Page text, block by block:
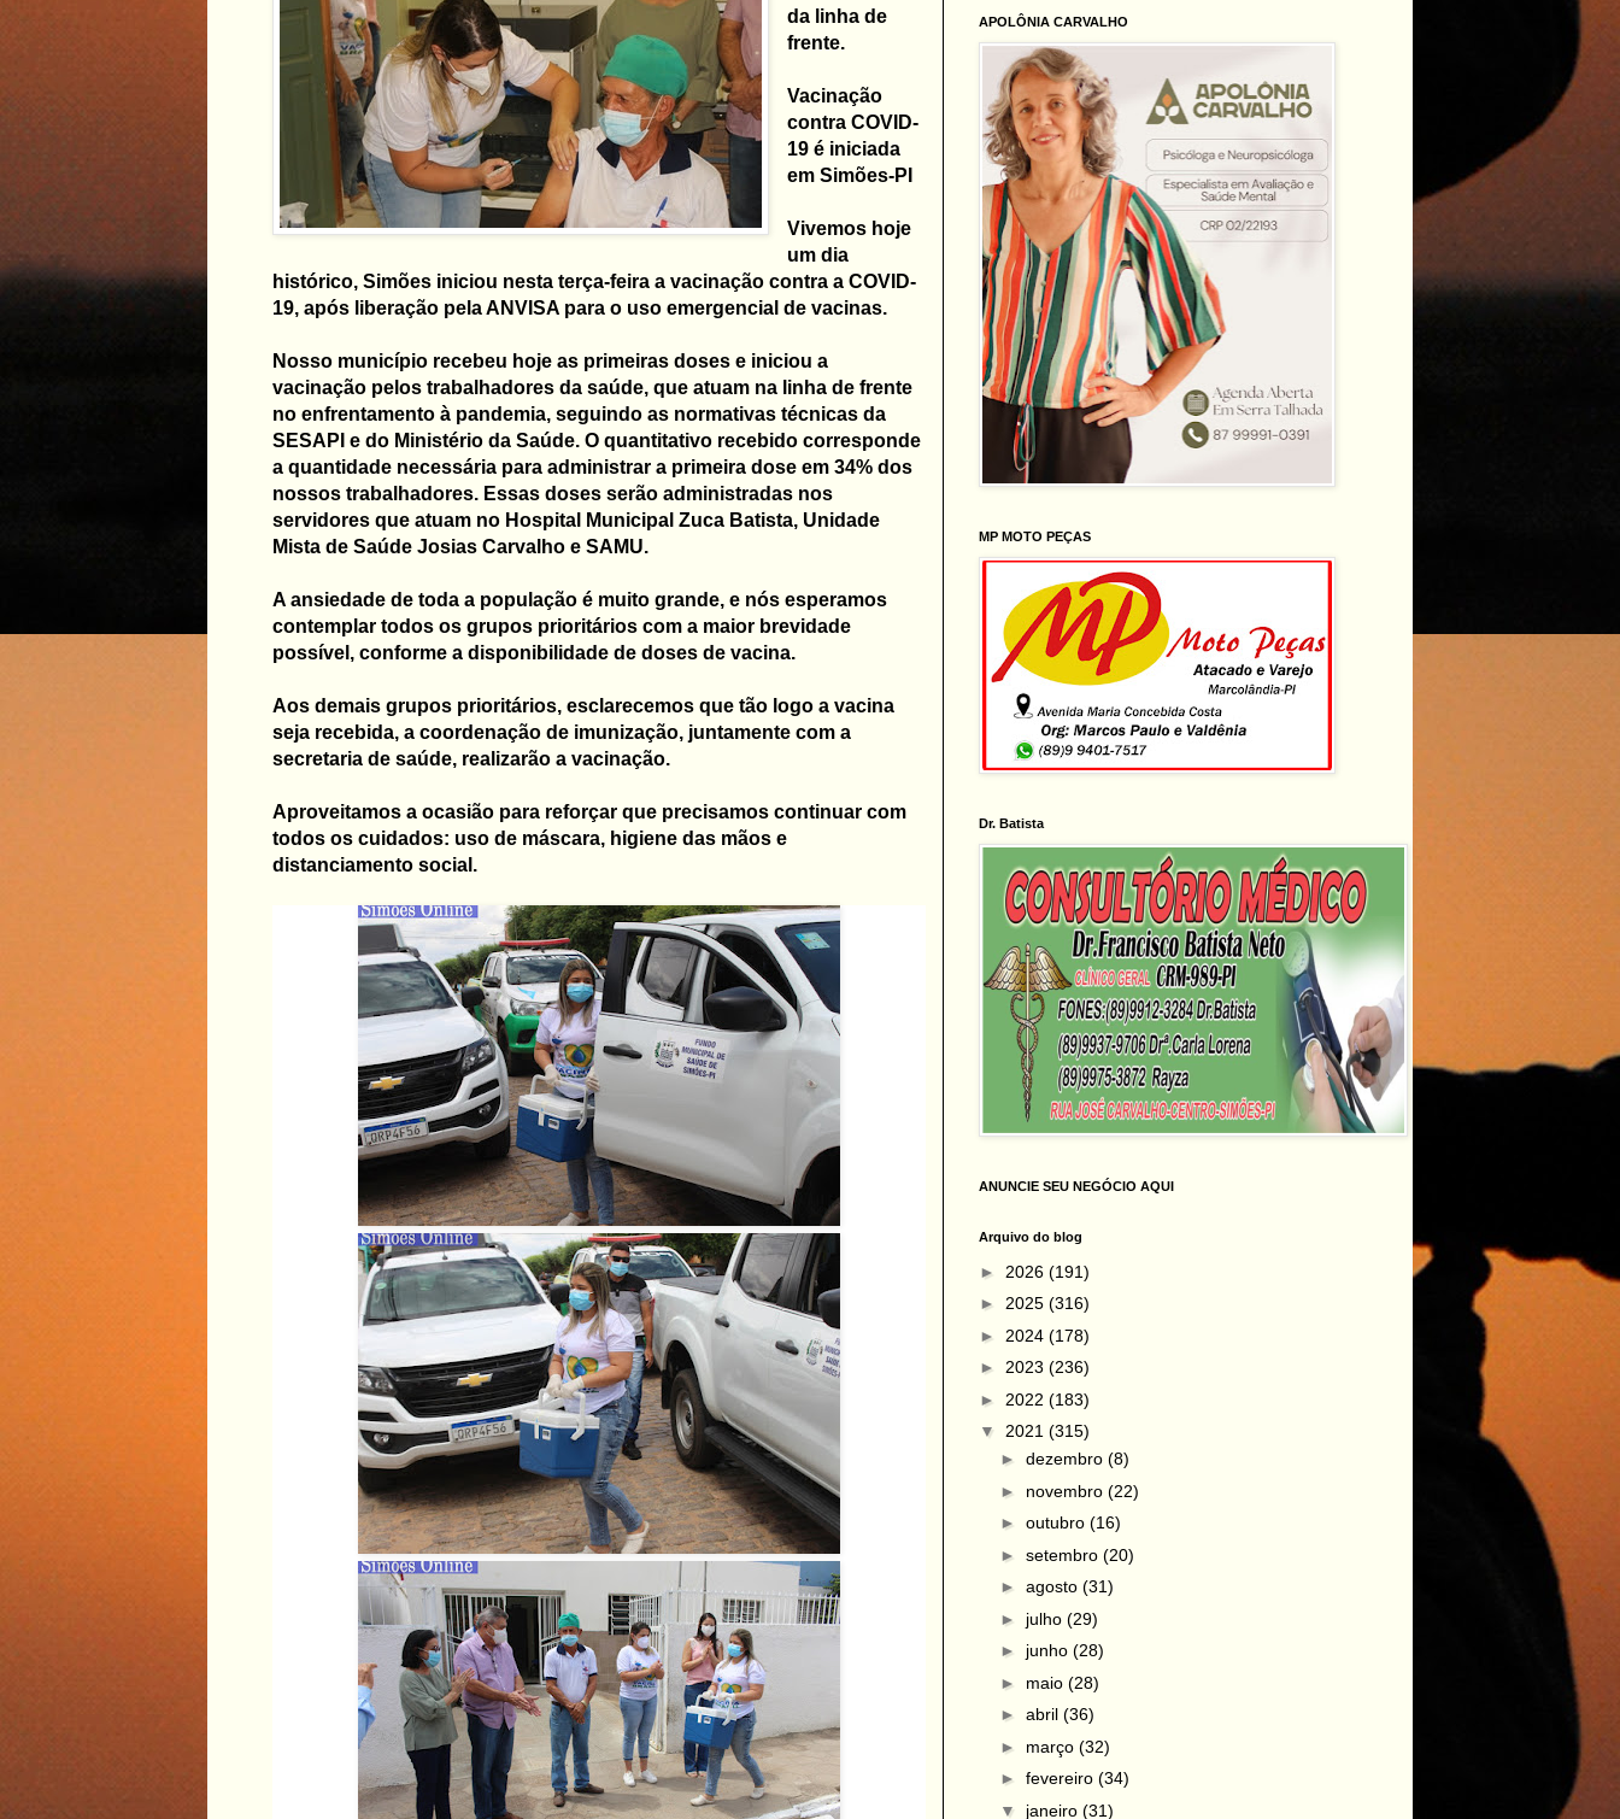
da linha de
frente.
Vacinação
contra COVID-
19 é iniciada
em Simões-PI
Vivemos hoje
um dia
histórico, Simões iniciou nesta terça-feira a vacinação contra a COVID-
19, após liberação pela ANVISA para o uso emergencial de vacinas.
Nosso município recebeu hoje as primeiras doses e iniciou a
vacinação pelos trabalhadores da saúde, que atuam na linha de frente
no enfrentamento à pandemia, seguindo as normativas técnicas da
SESAPI e do Ministério da Saúde. O quantitativo recebido corresponde
a quantidade necessária para administrar a primeira dose em 34% dos
nossos trabalhadores. Essas doses serão administradas nos
servidores que atuam no Hospital Municipal Zuca Batista, Unidade
Mista de Saúde Josias Carvalho e SAMU.
A ansiedade de toda a população é muito grande, e nós esperamos
contemplar todos os grupos prioritários com a maior brevidade
possível, conforme a disponibilidade de doses de vacina.
Aos demais grupos prioritários, esclarecemos que tão logo a vacina
seja recebida, a coordenação de imunização, juntamente com a
secretaria de saúde, realizarão a vacinação.
Aproveitamos a ocasião para reforçar que precisamos continuar com
todos os cuidados: uso de máscara, higiene das mãos e
distanciamento social.
APOLÔNIA CARVALHO
MP MOTO PEÇAS
Dr. Batista
ANUNCIE SEU NEGÓCIO AQUI
Arquivo do blog
► 2026 (191)
► 2025 (316)
► 2024 (178)
► 2023 (236)
► 2022 (183)
▼ 2021 (315)
► dezembro (8)
► novembro (22)
► outubro (16)
► setembro (20)
► agosto (31)
► julho (29)
► junho (28)
► maio (28)
► abril (36)
► março (32)
► fevereiro (34)
▼ janeiro (31)